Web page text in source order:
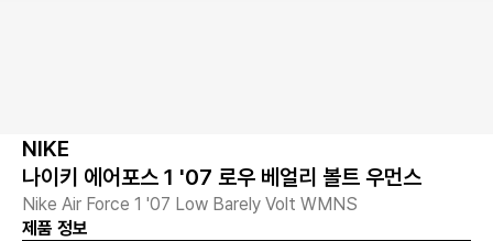
NIKE
나이키 에어포스 1 '07 로우 베얼리 볼트 우먼스
Nike Air Force 1 '07 Low Barely Volt WMNS
제품 정보